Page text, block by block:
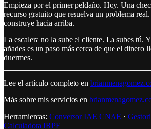
Empieza por el primer peldaño. Hoy. Una
recurso gratuito que resuelva un problema real.
construye hacia arriba.
La escalera no la sube el cliente. La subes tú.
añades es un paso más cerca de que el dinero
duermes.
Lee el artículo completo en
Más sobre mis servicios en
Herramientas: Conversor IAE CNAE ·
Calculadora IRPF